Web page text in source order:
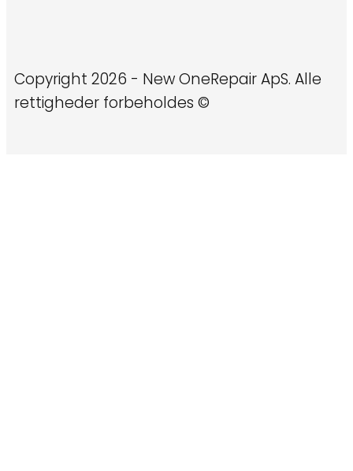
Copyright 2026 - New OneRepair ApS. Alle
rettigheder forbeholdes ©